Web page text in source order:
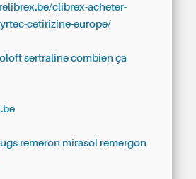
clibrex-acheter-
cetirizine-europe/
sertraline combien ça
remeron mirasol remergon